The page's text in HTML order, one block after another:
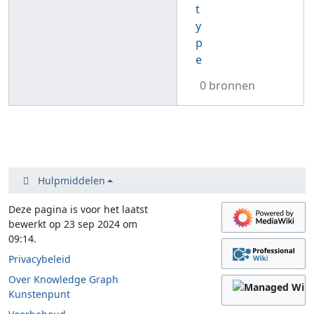
t
y
p
e
0 bronnen
Hulpmiddelen
Deze pagina is voor het laatst
bewerkt op 23 sep 2024 om
09:14.
Privacybeleid
Over Knowledge Graph
Kunstenpunt